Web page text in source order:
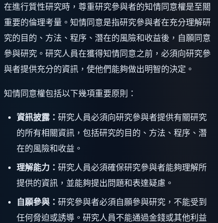
在進行質性研究時，尊重研究參與者的知情同意權是至關
重要的倫理考量。知情同意是指研究參與者在充分理解研
究的目的、方法、程序、潛在的風險和收益後，自願同意
參與研究。研究人員在獲得知情同意之前，必須向研究參
與者提供充分的資訊，使他們能夠做出明智的決定。
知情同意權包括以下幾項重要原則：
資訊披露： 研究人員必須向研究參與者提供有關研究
的所有相關資訊，包括研究的目的、方法、程序、潛
在的風險和收益。
理解能力： 研究人員必須確保研究參與者能夠理解所
提供的資訊，並能夠提出問題和表達疑慮。
自願參與： 研究參與者必須自願參與研究，不能受到
任何脅迫或誘導。研究人員不能通過金錢或其他利益